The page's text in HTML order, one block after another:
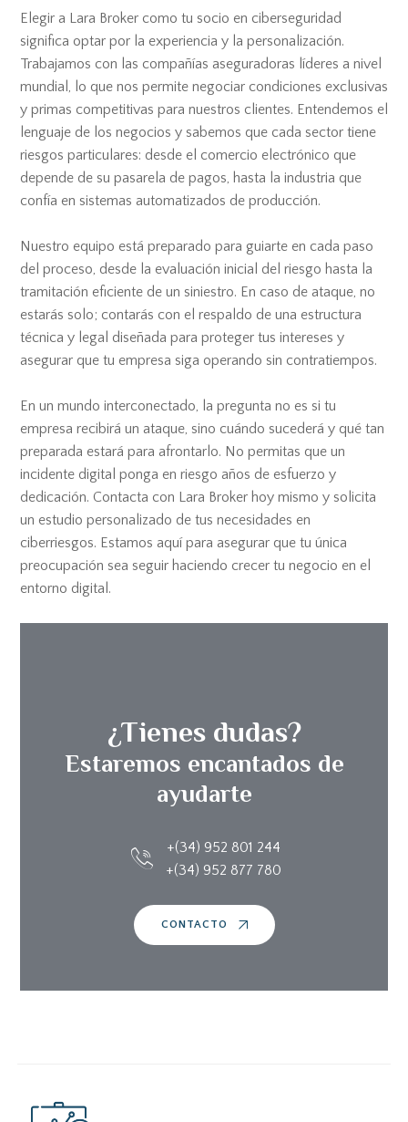
Elegir a Lara Broker como tu socio en ciberseguridad
significa optar por la experiencia y la personalización.
Trabajamos con las compañías aseguradoras líderes a nivel
mundial, lo que nos permite negociar condiciones exclusivas
y primas competitivas para nuestros clientes. Entendemos el
lenguaje de los negocios y sabemos que cada sector tiene
riesgos particulares: desde el comercio electrónico que
depende de su pasarela de pagos, hasta la industria que
confía en sistemas automatizados de producción.
Nuestro equipo está preparado para guiarte en cada paso
del proceso, desde la evaluación inicial del riesgo hasta la
tramitación eficiente de un siniestro. En caso de ataque, no
estarás solo; contarás con el respaldo de una estructura
técnica y legal diseñada para proteger tus intereses y
asegurar que tu empresa siga operando sin contratiempos.
En un mundo interconectado, la pregunta no es si tu
empresa recibirá un ataque, sino cuándo sucederá y qué tan
preparada estará para afrontarlo. No permitas que un
incidente digital ponga en riesgo años de esfuerzo y
dedicación. Contacta con Lara Broker hoy mismo y solicita
un estudio personalizado de tus necesidades en
ciberriesgos. Estamos aquí para asegurar que tu única
preocupación sea seguir haciendo crecer tu negocio en el
entorno digital.
¿Tienes dudas?
Estaremos encantados de
ayudarte
+(34) 952 801 244
+(34) 952 877 780
CONTACTO